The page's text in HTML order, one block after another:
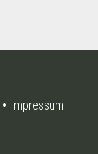
Impressum